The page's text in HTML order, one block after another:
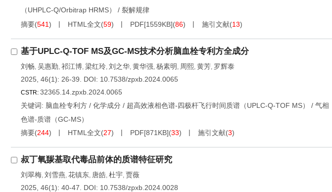
（UHPLC-Q/Orbitrap HRMS）
/ 裂解规律
摘要(541) HTML全文(59) PDF[1559KB](86) 施引文献(13)
基于UPLC-Q-TOF MS及GC-MS技术分析脑血栓专利方全成分
刘畅, 吴惠勤, 祁江博, 梁红玲, 刘之华, 黄华强, 杨素明 , 周熙, 黄芳, 罗辉泰
2025, 46(1): 26-39.
DOI: 10.7538/zpxb.2024.0065
CSTR: 32365.14.zpxb.2024.0065
关键词: 脑血栓专利方 / 化学成分 / 超高效液相色谱-四极杆飞行时间质谱（UPLC-Q-TOF MS） / 气相
色谱-质谱（GC-MS）
摘要(244) HTML全文(27) PDF[871KB](33) 施引文献(3)
叔丁氧羰基取代毒品前体的质谱特征研究
刘翠梅, 刘雪燕, 花镇东, 唐皓, 杜宇, 贾薇
2025, 46(1): 40-47.
DOI: 10.7538/zpxb.2024.0028